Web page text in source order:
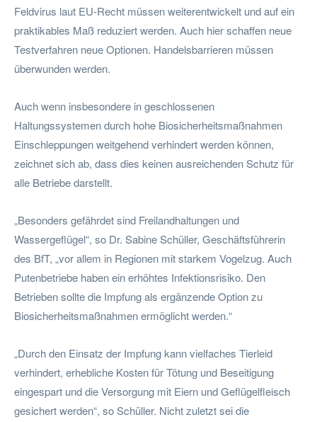
Feldvirus laut EU-Recht müssen weiterentwickelt und auf ein
praktikables Maß reduziert werden. Auch hier schaffen neue
Testverfahren neue Optionen. Handelsbarrieren müssen
überwunden werden.
Auch wenn insbesondere in geschlossenen
Haltungssystemen durch hohe Biosicherheitsmaßnahmen
Einschleppungen weitgehend verhindert werden können,
zeichnet sich ab, dass dies keinen ausreichenden Schutz für
alle Betriebe darstellt.
„Besonders gefährdet sind Freilandhaltungen und
Wassergeflügel“, so Dr. Sabine Schüller, Geschäftsführerin
des BfT, „vor allem in Regionen mit starkem Vogelzug. Auch
Putenbetriebe haben ein erhöhtes Infektionsrisiko. Den
Betrieben sollte die Impfung als ergänzende Option zu
Biosicherheitsmaßnahmen ermöglicht werden.“
„Durch den Einsatz der Impfung kann vielfaches Tierleid
verhindert, erhebliche Kosten für Tötung und Beseitigung
eingespart und die Versorgung mit Eiern und Geflügelfleisch
gesichert werden“, so Schüller. Nicht zuletzt sei die